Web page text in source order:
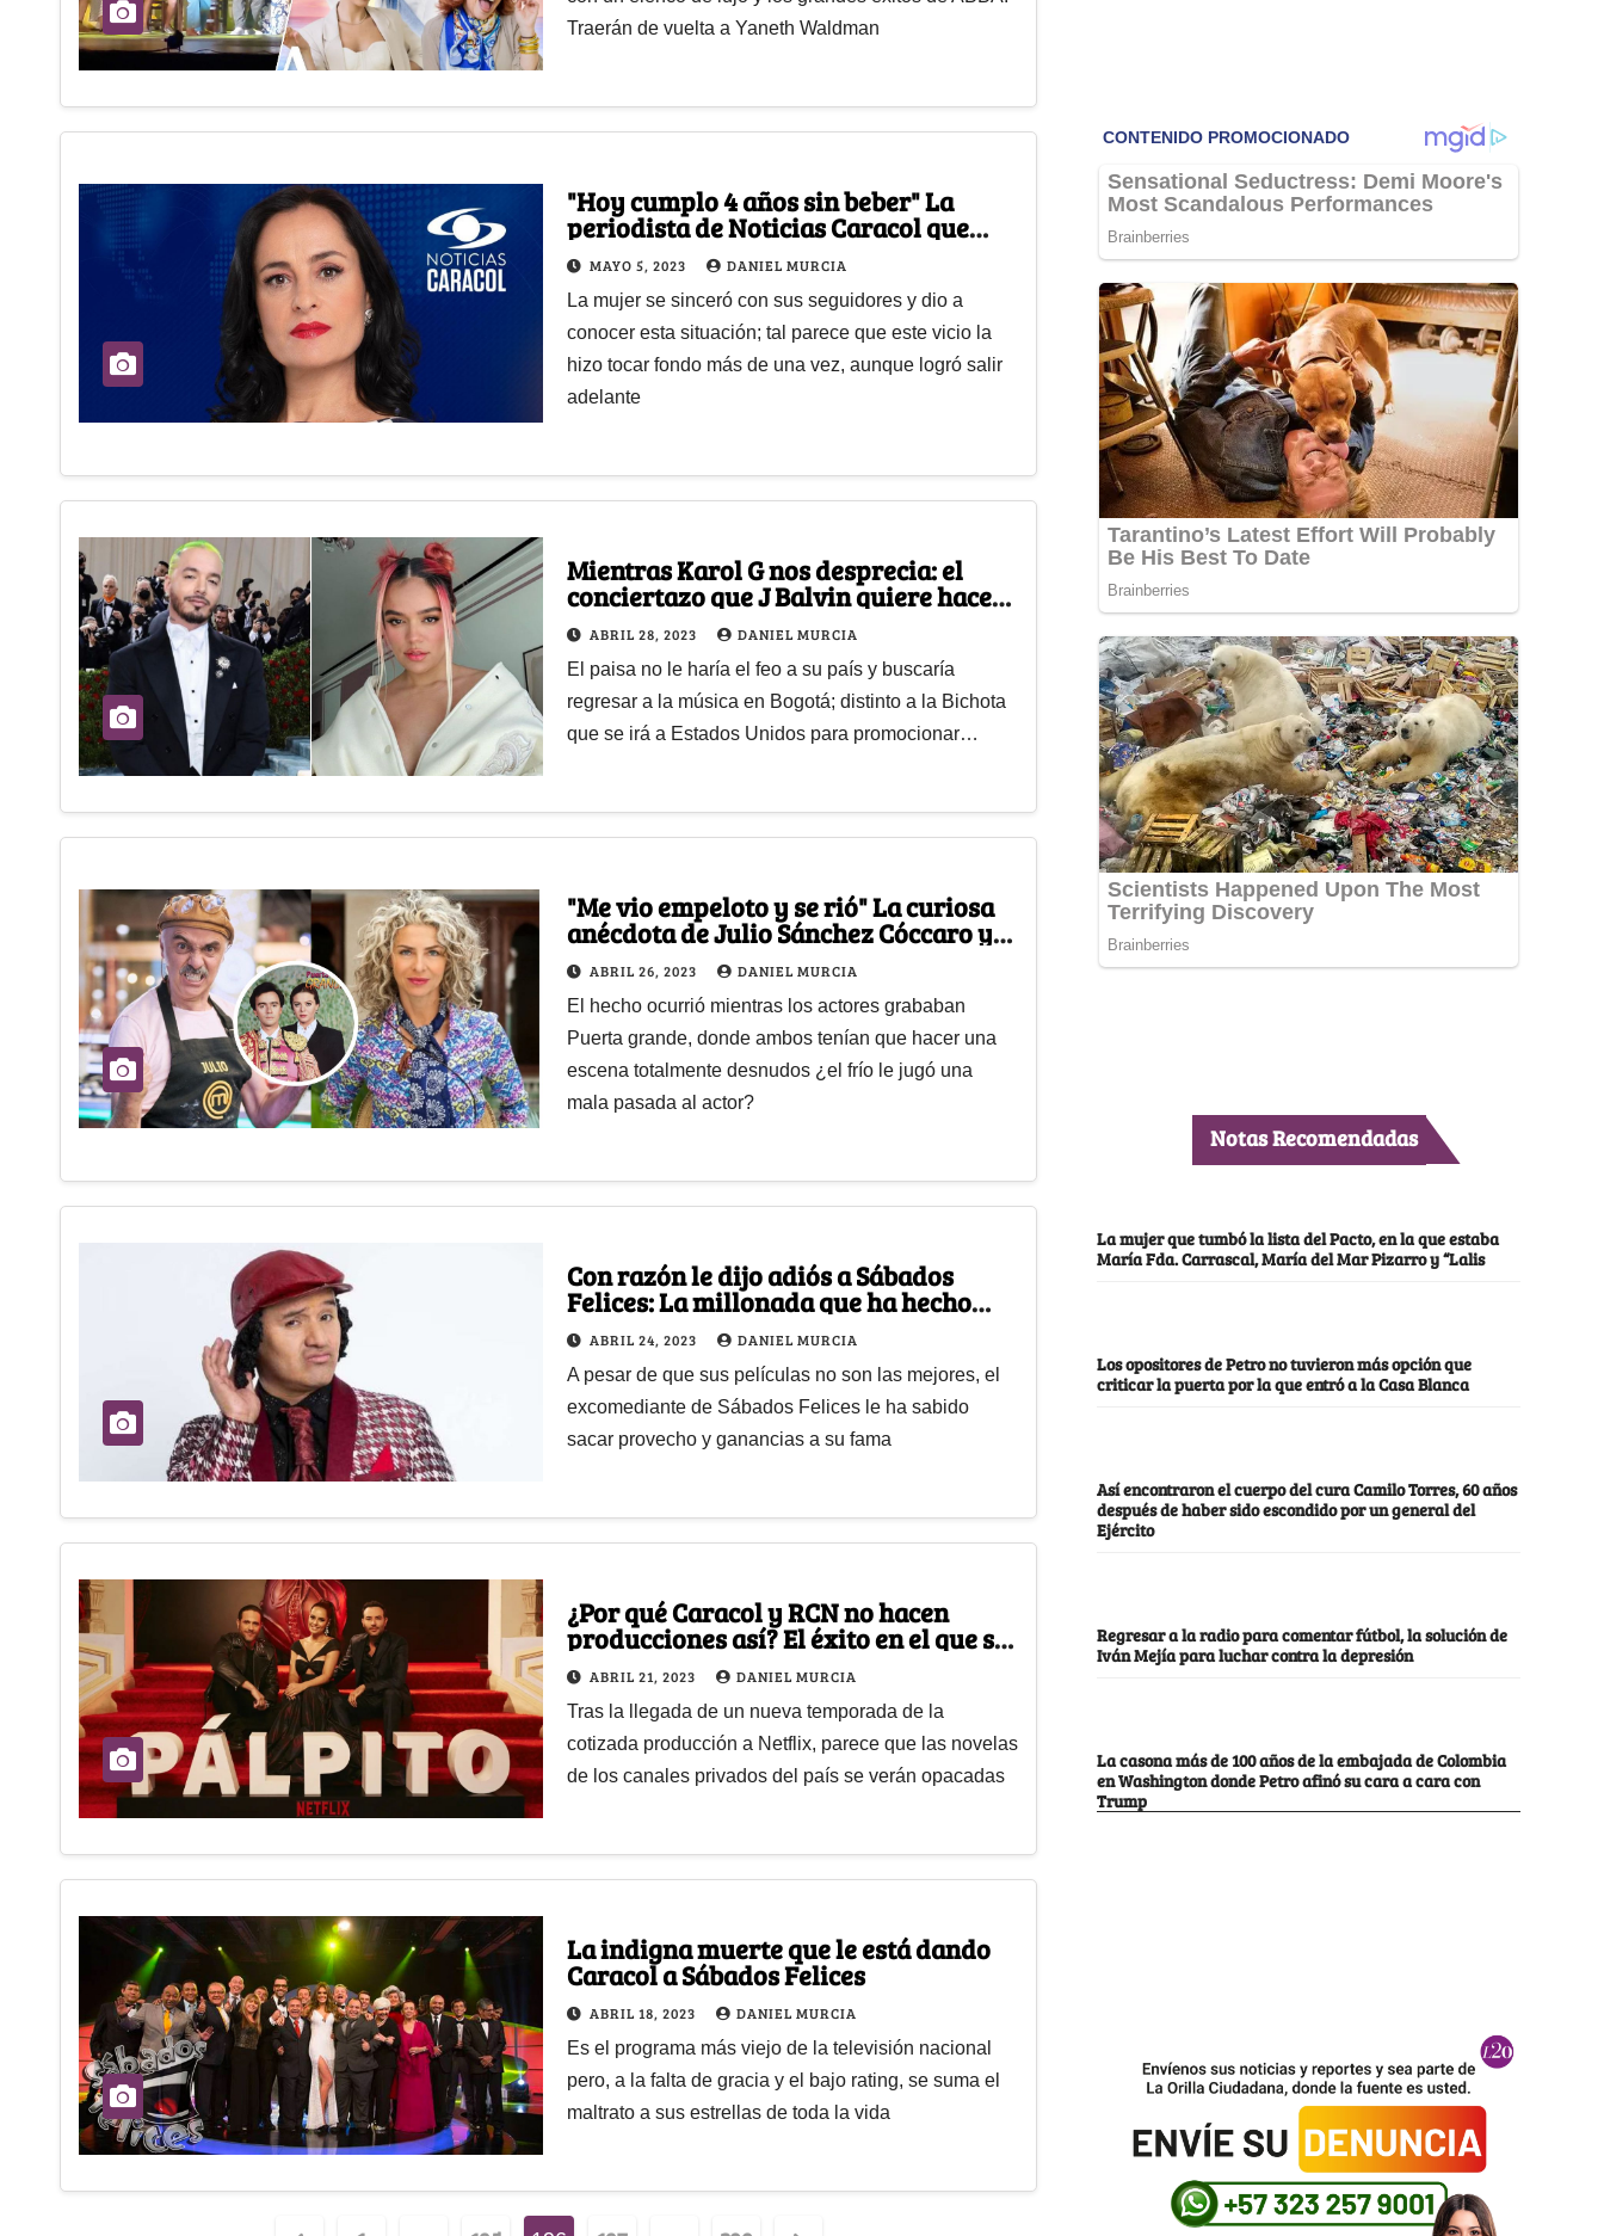
Traerán de vuelta a Yaneth Waldman
"Hoy cumplo 4 años sin beber" La
periodista de Noticias Caracol que
tuvo problemas con el alcohol
MAYO 5, 2023 DANIEL MURCIA
La mujer se sinceró con sus seguidores y dio a
conocer esta situación; tal parece que este vicio la
hizo tocar fondo más de una vez, aunque logró salir
adelante
Mientras Karol G nos desprecia: el
conciertazo que J Balvin quiere hacer
en el Campín para su regreso
ABRIL 28, 2023 DANIEL MURCIA
El paisa no le haría el feo a su país y buscaría
regresar a la música en Bogotá; distinto a la Bichota
que se irá a Estados Unidos para promocionar…
"Me vio empeloto y se rió" La curiosa
anécdota de Julio Sánchez Cóccaro y
Margarita Rosa de Francisco
ABRIL 26, 2023 DANIEL MURCIA
El hecho ocurrió mientras los actores grababan
Puerta grande, donde ambos tenían que hacer una
escena totalmente desnudos ¿el frío le jugó una
mala pasada al actor?
Con razón le dijo adiós a Sábados
Felices: La millonada que ha hecho
Hassam con sus películas
ABRIL 24, 2023 DANIEL MURCIA
A pesar de que sus películas no son las mejores, el
excomediante de Sábados Felices le ha sabido
sacar provecho y ganancias a su fama
¿Por qué Caracol y RCN no hacen
producciones así? El éxito en el que se
convirtió Pálpito
ABRIL 21, 2023 DANIEL MURCIA
Tras la llegada de un nueva temporada de la
cotizada producción a Netflix, parece que las novelas
de los canales privados del país se verán opacadas
La indigna muerte que le está dando
Caracol a Sábados Felices
ABRIL 18, 2023 DANIEL MURCIA
Es el programa más viejo de la televisión nacional
pero, a la falta de gracia y el bajo rating, se suma el
maltrato a sus estrellas de toda la vida
Notas Recomendadas
La mujer que tumbó la lista del Pacto, en la que estaba
María Fda. Carrascal, María del Mar Pizarro y “Lalis
Los opositores de Petro no tuvieron más opción que
criticar la puerta por la que entró a la Casa Blanca
Así encontraron el cuerpo del cura Camilo Torres, 60 años
después de haber sido escondido por un general del
Ejército
Regresar a la radio para comentar fútbol, la solución de
Iván Mejía para luchar contra la depresión
La casona más de 100 años de la embajada de Colombia
en Washington donde Petro afinó su cara a cara con
Trump